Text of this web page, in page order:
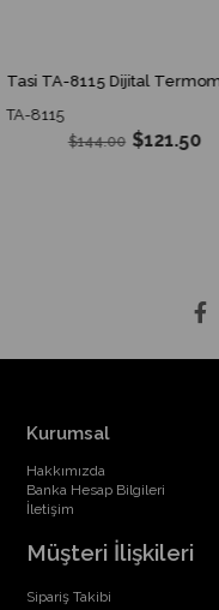
TA-8115
$121.50
$144.00
Kurumsal
Hakkımızda
Banka Hesap Bilgileri
İletişim
Müşteri İlişkileri
Sipariş Takibi